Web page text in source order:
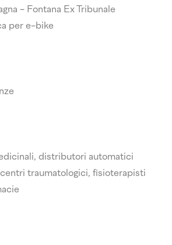
- Fontana Ex Tribunale
per e-bike
distributori automatici
traumatologici, fisioterapisti